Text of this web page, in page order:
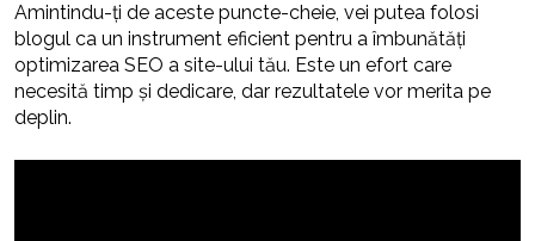
Amintindu-ți de aceste puncte-cheie, vei putea folosi
blogul ca un instrument eficient pentru a îmbunătăți
optimizarea SEO a site-ului tău. Este un efort care
necesită timp și dedicare, dar rezultatele vor merita pe
deplin.